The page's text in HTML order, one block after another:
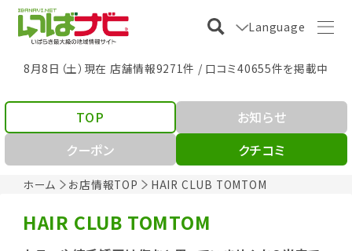
Language
8月8日（土）現在 店舗情報9271件 / 口コミ40655件を掲載中
ホーム お店情報TOP HAIR CLUB TOMTOM
TOP
お知らせ
クーポン
クチコミ
HAIR CLUB TOMTOM